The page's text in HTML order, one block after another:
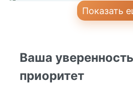
Показать
Ваша
приоритет